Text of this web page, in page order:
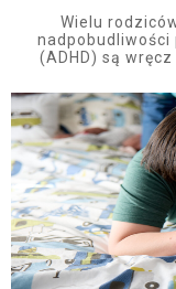
Wielu
(ADHD) są